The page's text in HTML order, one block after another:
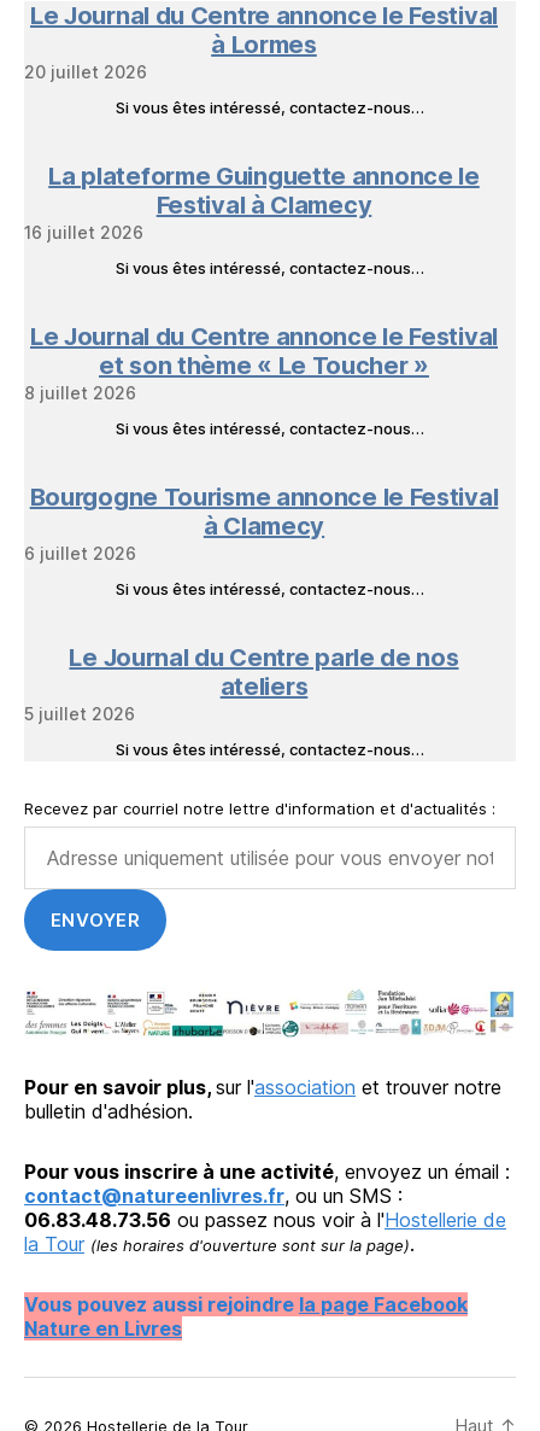
Livres
Le Journal du Centre annonce le Festival
à Lormes
20 juillet 2026
Si vous êtes intéressé, contactez-nous…
La plateforme Guinguette annonce le
Festival à Clamecy
16 juillet 2026
Si vous êtes intéressé, contactez-nous…
Le Journal du Centre annonce le Festival
et son thème « Le Toucher »
8 juillet 2026
Si vous êtes intéressé, contactez-nous…
Bourgogne Tourisme annonce le Festival
à Clamecy
6 juillet 2026
Si vous êtes intéressé, contactez-nous…
Le Journal du Centre parle de nos
ateliers
5 juillet 2026
Si vous êtes intéressé, contactez-nous…
Recevez par courriel notre lettre d'information et d'actualités :
Pour en savoir plus, sur l'association et trouver notre
bulletin d'adhésion.
Pour vous inscrire à une activité, envoyez un émail :
contact@natureenlivres.fr, ou un SMS :
06.83.48.73.56 ou passez nous voir à l'Hostellerie de
la Tour (les horaires d'ouverture sont sur la page).
Vous pouvez aussi rejoindre la page Facebook
Nature en Livres
© 2026 Hostellerie de la Tour Haut ↑